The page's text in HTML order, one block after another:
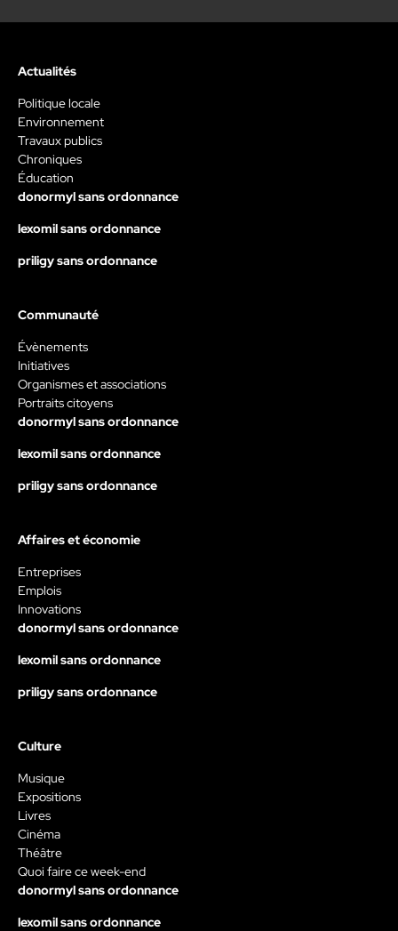
Actualités
Politique locale
Environnement
Travaux publics
Chroniques
Éducation
donormyl sans ordonnance
lexomil sans ordonnance
priligy sans ordonnance
Communauté
Évènements
Initiatives
Organismes et associations
Portraits citoyens
donormyl sans ordonnance
lexomil sans ordonnance
priligy sans ordonnance
Affaires et économie
Entreprises
Emplois
Innovations
donormyl sans ordonnance
lexomil sans ordonnance
priligy sans ordonnance
Culture
Musique
Expositions
Livres
Cinéma
Théâtre
Quoi faire ce week-end
donormyl sans ordonnance
lexomil sans ordonnance